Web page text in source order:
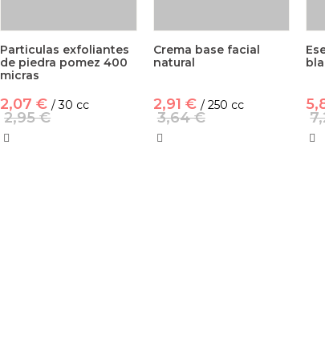
Particulas exfoliantes
de piedra pomez 400
micras
2,07 € / 30 cc
2,95 €
Crema base facial
natural
2,91 € / 250 cc
3,64 €